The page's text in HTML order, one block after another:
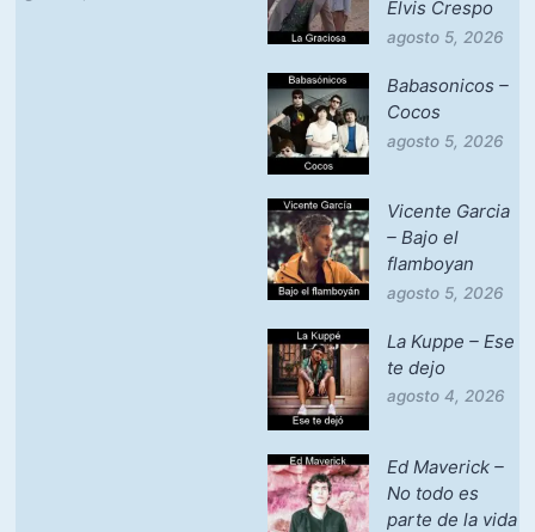
Elvis Crespo
agosto 5, 2026
Babasonicos –
Cocos
agosto 5, 2026
Vicente Garcia
– Bajo el
flamboyan
agosto 5, 2026
La Kuppe – Ese
te dejo
agosto 4, 2026
Ed Maverick –
No todo es
parte de la vida